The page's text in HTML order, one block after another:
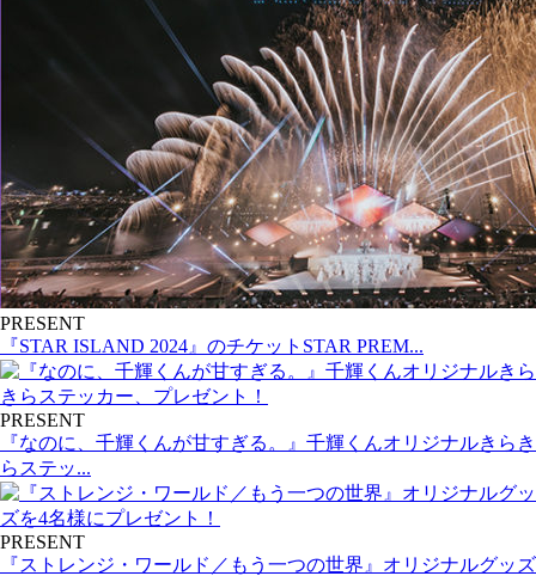
PRESENT
『STAR ISLAND 2024』のチケットSTAR PREM...
PRESENT
『なのに、千輝くんが甘すぎる。』千輝くんオリジナルきらき
らステッ...
PRESENT
『ストレンジ・ワールド／もう一つの世界』オリジナルグッズ